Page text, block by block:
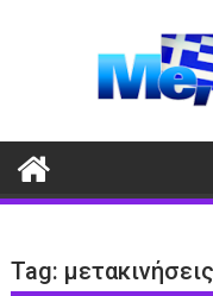
Tag: μετακινήσεις